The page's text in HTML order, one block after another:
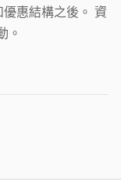
惠結構之後。 資
。